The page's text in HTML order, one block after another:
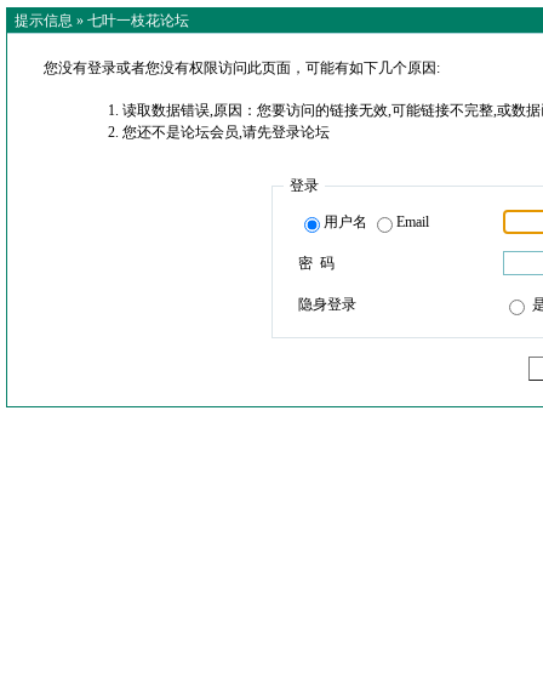
提示信息 » 七叶一枝花论坛
您没有登录或者您没有权限访问此页面，可能有如下几个原因:
读取数据错误,原因：您要访问的链接无效,可能链接不完整,或数
您还不是论坛会员,请先登录论坛
登录
用户名 Email
密 码
隐身登录